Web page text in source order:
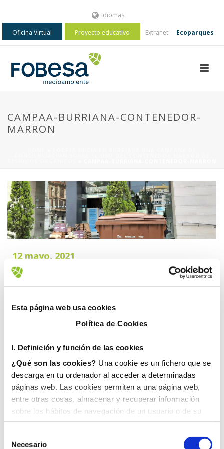
Esta página web usa cookies
Política de Cookies
I. Definición y función de las cookies
¿Qué son las cookies? Una cookie es un fichero que se
descarga en tu ordenador al acceder a determinadas
páginas web. Las cookies permiten a una página web,
entre otras cosas, almacenar y recuperar información
sobre los hábitos de navegación de un usuario o de su
equipo y, dependiendo de la información que contengan y
de la forma en que utilice su equipo, pueden utilizarse
para reconocer al usuario.
Necesario
Idiomas
Oficina Virtual Proyecto educativo Extranet Ecoparques
CAMPAA-BURRIANA-CONTENEDOR-
MARRON
12 mayo, 2021